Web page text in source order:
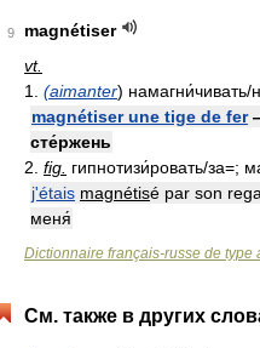
9
magnétiser
vt.
1. (aimanter) намагни́чивать/
magnétiser une tige de fer
сте́ржень
2. fig. гипнотизи́ровать/за=;
j'étais magnétisé par son
меня́
Dictionnaire français-russe de type
См. также в других